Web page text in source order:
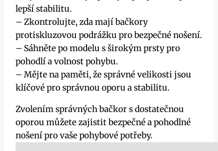
lepší stabilitu.
– Zkontrolujte, zda mají bačkory
protiskluzovou podrážku pro bezpečné nošení.
– Sáhněte po modelu s širokým prsty pro
pohodlí a volnost pohybu.
– Mějte na paměti, že správné velikosti jsou
klíčové pro správnou oporu a stabilitu.
Zvolením správných bačkor s dostatečnou
oporou můžete zajistit bezpečné a pohodlné
nošení pro vaše pohybové potřeby.